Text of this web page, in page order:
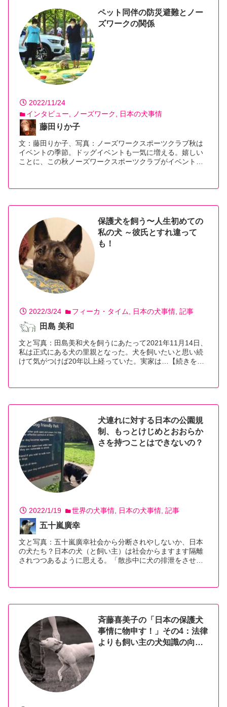
ペット同伴の防災避難とノー
ズワークの関係
2022/11/24
インタビュー
ノーズワーク 日本の犬事情
藤田りか子
文：藤田りか子、写真：ノーズワークスポーツクラブ秋は
イベントの季節。ドッグイベントも一気に増える。嬉しい
ことに、この秋ノーズワークスポーツクラブがイベント…
保護犬を飼う〜人生初めての
私の犬 ～彼氏とすれ違って
も！
2022/3/24 フィーカ・タイム 日本の犬事情 記事
田島 美和
文と写真：田島美和犬を飼うにあたって2021年11月14日、
私は正式にある犬の里親となった。犬を飼いたいと思い続
けて気がつけば20年以上経っていた。実家は…【続きを読
犬連れに対する日本の公園規
制、もっとけじめとおおらか
さを持つことはできないの？
2022/1/19 世界の犬事情 日本の犬事情 記事
五十嵐廣幸
文と写真：五十嵐廣幸社会から分断されやしないか、日本
の犬たち？日本の犬（と飼い主）は社会からますます隔離
されつつあるように思える。「散歩中に犬の排泄をさせ…
斉藤喜美子の「日本の保護犬
事情に物申す！」その4：法律
よりも飼い主の犬知識の向上